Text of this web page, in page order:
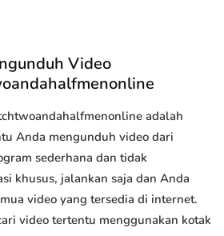
Video
adalah
Anda mengunduh video dari
sederhana dan tidak
khusus, jalankan saja dan Anda
video yang tersedia di internet.
video tertentu menggunakan kotak